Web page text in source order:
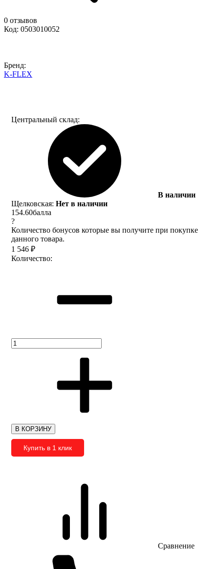
0 отзывов
Код: 0503010052
Бренд:
K-FLEX
Центральный склад:
В наличии
Щелковская: Нет в наличии
154.60балла
?
Количество бонусов которые вы получите при покупке
данного товара.
1 546 ₽
Количество:
В КОРЗИНУ
Купить в 1 клик
Сравнение